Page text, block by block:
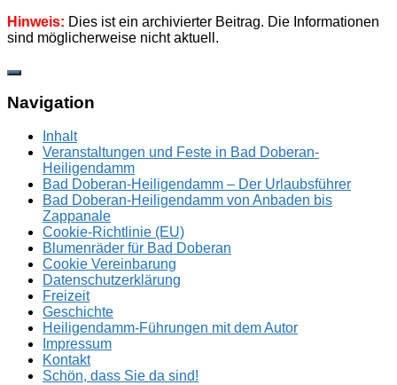
Hinweis: Dies ist ein archivierter Beitrag. Die Informationen
sind möglicherweise nicht aktuell.
Zum
springen
Navigation
Inhalt
Veranstaltungen und Feste in Bad Doberan-
Heiligendamm
Bad Doberan-Heiligendamm – Der Urlaubsführer
Bad Doberan-Heiligendamm von Anbaden bis
Zappanale
Cookie-Richtlinie (EU)
Blumenräder für Bad Doberan
Cookie Vereinbarung
Datenschutzerklärung
Freizeit
Geschichte
Heiligendamm-Führungen mit dem Autor
Impressum
Kontakt
Schön, dass Sie da sind!